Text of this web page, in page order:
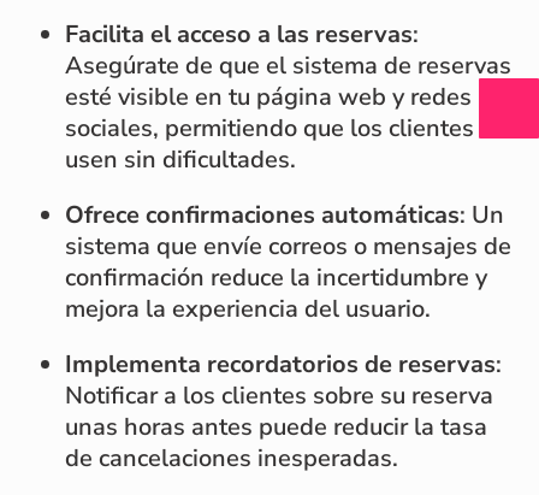
Facilita el acceso a las reservas:
Asegúrate de que el sistema de reservas
esté visible en tu página web y redes
sociales, permitiendo que los clientes lo
usen sin dificultades.
Ofrece confirmaciones automáticas: Un
sistema que envíe correos o mensajes de
confirmación reduce la incertidumbre y
mejora la experiencia del usuario.
Implementa recordatorios de reservas:
Notificar a los clientes sobre su reserva
unas horas antes puede reducir la tasa
de cancelaciones inesperadas.